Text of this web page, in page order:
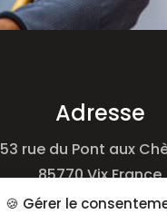
🍪 Gérer le
Adresse
53 rue du Pont aux
85770 Vix France